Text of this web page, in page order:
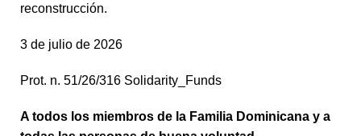
reconstrucción.
3 de julio de 2026
Prot. n. 51/26/316 Solidarity_Funds
A todos los miembros de la Familia Dominicana y a